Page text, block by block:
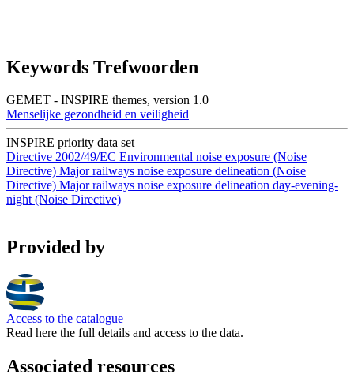
Keywords Trefwoorden
GEMET - INSPIRE themes, version 1.0
Menselijke gezondheid en veiligheid
INSPIRE priority data set
Directive 2002/49/EC Environmental noise exposure (Noise
Directive) Major railways noise exposure delineation (Noise
Directive) Major railways noise exposure delineation day-evening-
night (Noise Directive)
Provided by
Access to the catalogue
Read here the full details and access to the data.
Associated resources